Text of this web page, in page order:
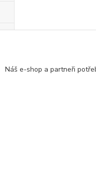
Zboží
Akční sety
Náš e-shop a partneři